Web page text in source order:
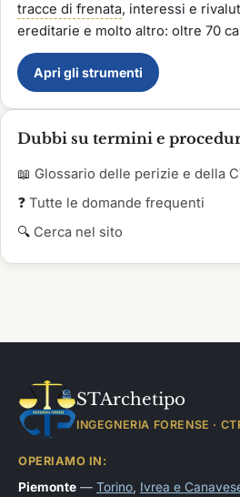
tracce di frenata, interessi e
ereditarie e molto altro: oltre 70
Apri gli strumenti
Dubbi su termini e
📖 Glossario delle perizie e della
❓ Tutte le domande frequenti
🔍 Cerca nel sito
STArchetipo
INGEGNERIA FORENSE ·
OPERIAMO IN:
Piemonte — Torino Ivrea e